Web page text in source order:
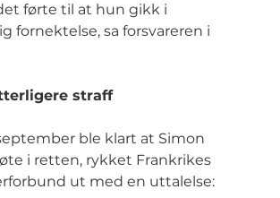
førte til at hun gikk i
fornektelse, sa forsvareren i
straff
ble klart at Simon
i retten, rykket Frankrikes
ut med en uttalelse: